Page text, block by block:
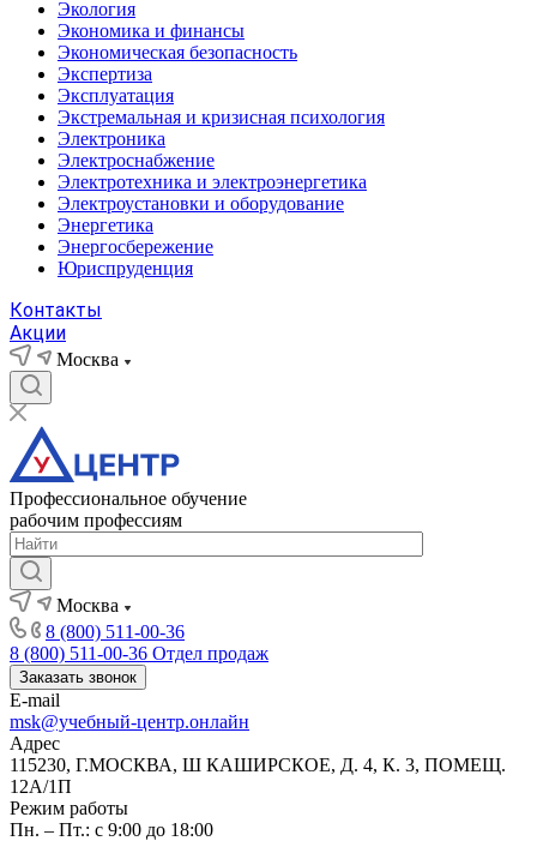
Экология
Экономика и финансы
Экономическая безопасность
Экспертиза
Эксплуатация
Экстремальная и кризисная психология
Электроника
Электроснабжение
Электротехника и электроэнергетика
Электроустановки и оборудование
Энергетика
Энергосбережение
Юриспруденция
Контакты
Акции
Москва
Профессиональное обучение
рабочим профессиям
Москва
8 (800) 511-00-36
8 (800) 511-00-36 Отдел продаж
Заказать звонок
E-mail
msk@учебный-центр.онлайн
Адрес
115230, Г.МОСКВА, Ш КАШИРСКОЕ, Д. 4, К. 3, ПОМЕЩ.
12А/1П
Режим работы
Пн. – Пт.: с 9:00 до 18:00